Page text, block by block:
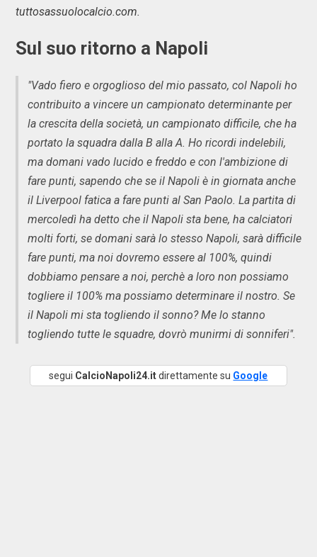
tuttosassuolocalcio.com.
Sul suo ritorno a Napoli
"Vado fiero e orgoglioso del mio passato, col Napoli ho
contribuito a vincere un campionato determinante per
la crescita della società, un campionato difficile, che ha
portato la squadra dalla B alla A. Ho ricordi indelebili,
ma domani vado lucido e freddo e con l'ambizione di
fare punti, sapendo che se il Napoli è in giornata anche
il Liverpool fatica a fare punti al San Paolo. La partita di
mercoledì ha detto che il Napoli sta bene, ha calciatori
molti forti, se domani sarà lo stesso Napoli, sarà difficile
fare punti, ma noi dovremo essere al 100%, quindi
dobbiamo pensare a noi, perchè a loro non possiamo
togliere il 100% ma possiamo determinare il nostro. Se
il Napoli mi sta togliendo il sonno? Me lo stanno
togliendo tutte le squadre, dovrò munirmi di sonniferi".
segui CalcioNapoli24.itdirettamente su Google